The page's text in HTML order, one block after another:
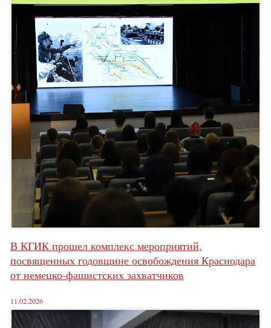
В КГИК прошел комплекс мероприятий,
посвященных годовщине освобождения Краснодара
от немецко-фашистских захватчиков
11.02.2026